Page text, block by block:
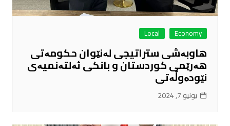
Economy
Local
هاوبەشی ستراتیجی لەنێوان حکومەتی
هەرێمی کوردستان و بانکی ئەلتەنمیەی
نێودەوڵەتی
يونيو 7, 2024